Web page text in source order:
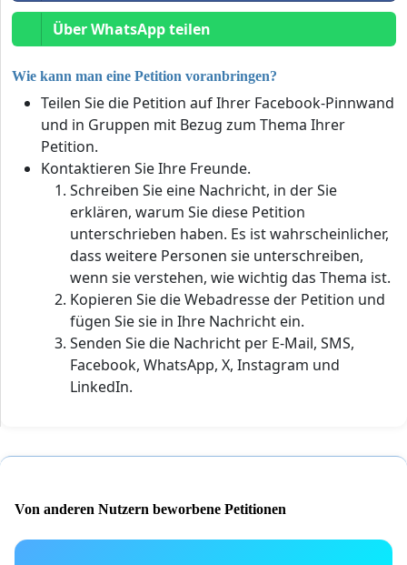
Über WhatsApp teilen
Wie kann man eine Petition voranbringen?
Teilen Sie die Petition auf Ihrer Facebook-Pinnwand
und in Gruppen mit Bezug zum Thema Ihrer
Petition.
Kontaktieren Sie Ihre Freunde.
Schreiben Sie eine Nachricht, in der Sie
erklären, warum Sie diese Petition
unterschrieben haben. Es ist wahrscheinlicher,
dass weitere Personen sie unterschreiben,
wenn sie verstehen, wie wichtig das Thema ist.
Kopieren Sie die Webadresse der Petition und
fügen Sie sie in Ihre Nachricht ein.
Senden Sie die Nachricht per E-Mail, SMS,
Facebook, WhatsApp, X, Instagram und
LinkedIn.
Von anderen Nutzern beworbene Petitionen